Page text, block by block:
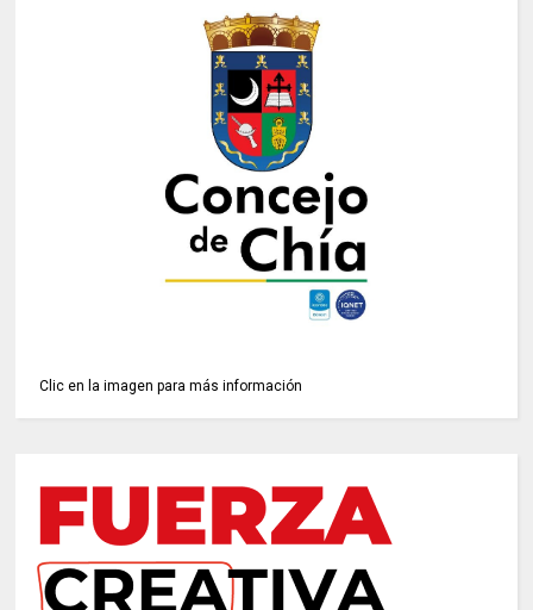
Clic en la imagen para más información